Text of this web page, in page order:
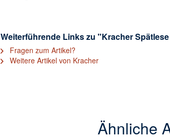
Weiterführende Links zu "Kracher
Fragen zum Artikel?
Weitere Artikel von Kracher
Ähnliche